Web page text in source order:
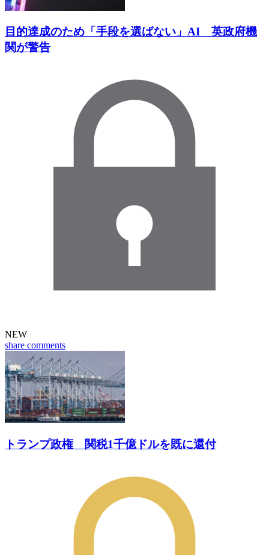
目的達成のため「手段を選ばない」AI 英政府機
関が警告
NEW
share comments
トランプ政権 関税1千億ドルを既に還付